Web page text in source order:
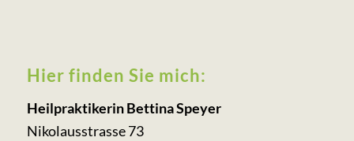
Hier finden Sie mich:
Heilpraktikerin Bettina Speyer
Nikolausstrasse 73